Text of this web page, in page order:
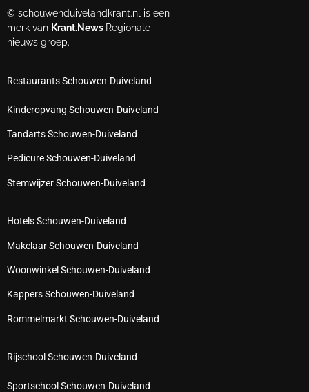
© schouwenduivelandkrant.nl is een
merk van Krant.News Regionale
nieuws groep.
Restaurants Schouwen-Duiveland
Kinderopvang Schouwen-Duiveland
Tandarts Schouwen-Duiveland
Pedicure Schouwen-Duiveland
Stemwijzer Schouwen-Duiveland
Hotels Schouwen-Duiveland
Makelaar Schouwen-Duiveland
Woonwinkel Schouwen-Duiveland
Kappers Schouwen-Duiveland
Rommelmarkt Schouwen-Duiveland
Rijschool Schouwen-Duiveland
Sportschool Schouwen-Duiveland